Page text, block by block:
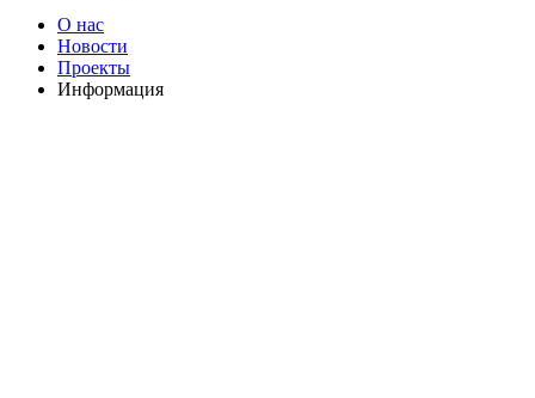
О нас
Новости
Проекты
Информация